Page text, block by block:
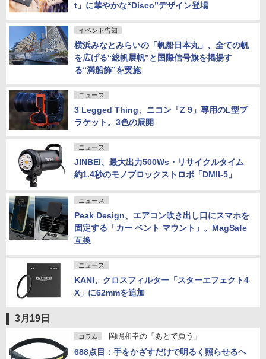
t」に華やかな“Disco”デザイン登場
イベント告知
横浜みなとみらいの「帆船日本丸」、全ての帆
を広げる“総帆展帆”と国際信号旗を掲揚す
る“満船飾”を実施
ニュース
3 Legged Thing、ニコン「Z 9」専用のL型ブ
ラケット。3色の展開
ニュース
JINBEI、最大出力500Ws・リサイクルタイム
約1.4秒のモノブロックストロボ「DMII-5」
ニュース
Peak Design、エアコン吹き出し口にスマホを
固定する「カー ベント マウント」。MagSafe
互換
ニュース
KANI、クロスフィルター「スターエフェクト4
X」に62mmを追加
3月19日
コラム 岡嶋和幸の「あとで買う」
688点目：手をかざすだけで明るく照らせるヘ